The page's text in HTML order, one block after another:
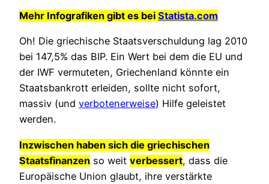
Mehr Infografiken gibt es bei Statista.com
Oh! Die griechische Staatsverschuldung lag 2010
bei 147,5% das BIP. Ein Wert bei dem die EU und
der IWF vermuteten, Griechenland könnte ein
Staatsbankrott erleiden, sollte nicht sofort,
massiv (und verbotenerweise) Hilfe geleistet
werden.
Inzwischen haben sich die griechischen
Staatsfinanzen so weit verbessert, dass die
Europäische Union glaubt, ihre verstärkte